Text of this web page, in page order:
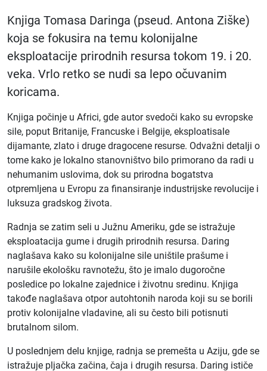
Knjiga Tomasa Daringa (pseud. Antona Ziške)
koja se fokusira na temu kolonijalne
eksploatacije prirodnih resursa tokom 19. i 20.
veka. Vrlo retko se nudi sa lepo očuvanim
koricama.
Knjiga počinje u Africi, gde autor svedoči kako su evropske
sile, poput Britanije, Francuske i Belgije, eksploatisale
dijamante, zlato i druge dragocene resurse. Odvažni detalji o
tome kako je lokalno stanovništvo bilo primorano da radi u
nehumanim uslovima, dok su prirodna bogatstva
otpremljena u Evropu za finansiranje industrijske revolucije i
luksuza gradskog života.
Radnja se zatim seli u Južnu Ameriku, gde se istražuje
eksploatacija gume i drugih prirodnih resursa. Daring
naglašava kako su kolonijalne sile uništile prašume i
narušile ekološku ravnotežu, što je imalo dugoročne
posledice po lokalne zajednice i životnu sredinu. Knjiga
takođe naglašava otpor autohtonih naroda koji su se borili
protiv kolonijalne vladavine, ali su često bili potisnuti
brutalnom silom.
U poslednjem delu knjige, radnja se premešta u Aziju, gde se
istražuje pljačka začina, čaja i drugih resursa. Daring ističe